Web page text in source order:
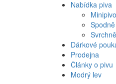
Nabídka piva
Dárkové
Prodejna
Články o pivu
Modrý lev